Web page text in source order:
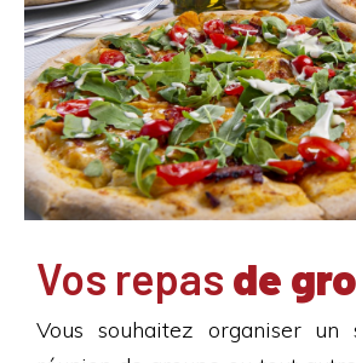
Vos repas de
Vous souhaitez organiser un